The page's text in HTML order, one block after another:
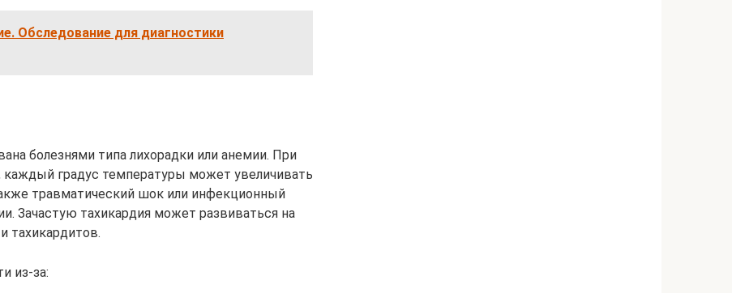
Обследование для диагностики
болезнями типа лихорадки или анемии. При
градус температуры может увеличивать
травматический шок или инфекционный
Зачастую тахикардия может развиваться на
тахикардитов.
из-за: